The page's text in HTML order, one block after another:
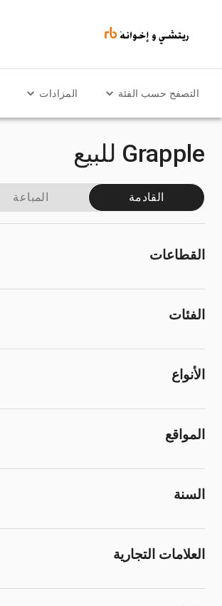
التصفح حسب الفئة المزادات
Grapple للبيع
القادمة المباعة
القطاعات
الفئات
الأنواع
المواقع
السنة
العلامات التجارية